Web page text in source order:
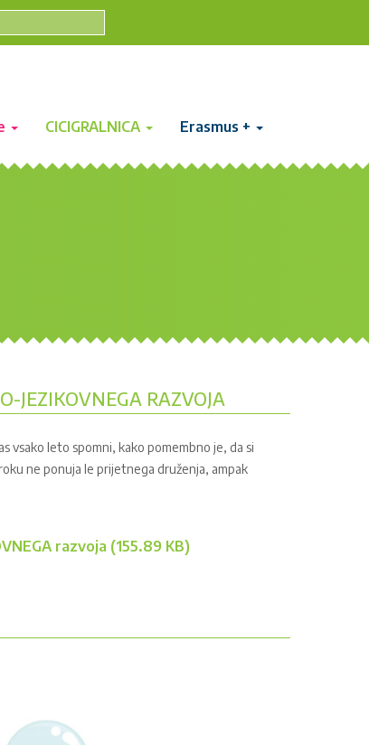
CICIGRALNICA Erasmus +
JEZIKOVNEGA RAZVOJA
vsako leto spomni, kako pomembno je, da si
ne ponuja le prijetnega druženja, ampak
razvoja (155.89 KB)